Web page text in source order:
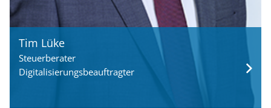
Tim Lüke
Steuerberater
Digitalisierungsbeauftragter